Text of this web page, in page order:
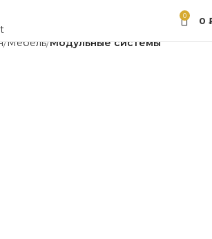
0 0
Мебель Модульные системы